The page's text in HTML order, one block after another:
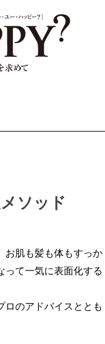
ソッド
お肌も髪も体もすっか
って一気に表面化する
ロのアドバイスととも